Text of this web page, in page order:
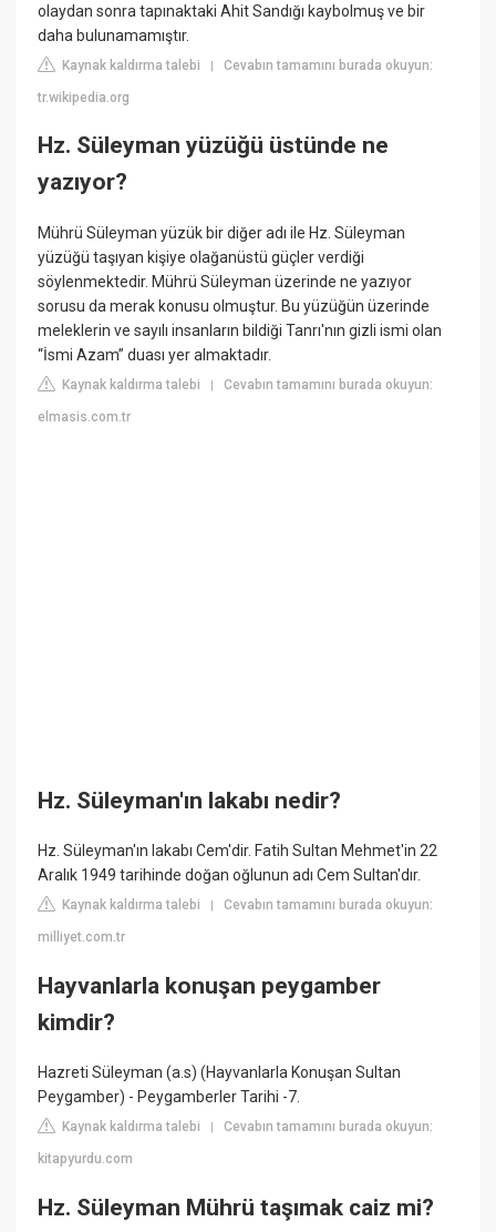
olaydan sonra tapınaktaki Ahit Sandığı kaybolmuş ve bir
daha bulunamamıştır.
Kaynak kaldırma talebi |Cevabın tamamını burada okuyun:
tr.wikipedia.org
Hz. Süleyman yüzüğü üstünde ne
yazıyor?
Mührü Süleyman yüzük bir diğer adı ile Hz. Süleyman
yüzüğü taşıyan kişiye olağanüstü güçler verdiği
söylenmektedir. Mührü Süleyman üzerinde ne yazıyor
sorusu da merak konusu olmuştur. Bu yüzüğün üzerinde
meleklerin ve sayılı insanların bildiği Tanrı'nın gizli ismi olan
“İsmi Azam” duası yer almaktadır.
Kaynak kaldırma talebi |Cevabın tamamını burada okuyun:
elmasis.com.tr
Hz. Süleyman'ın lakabı nedir?
Hz. Süleyman'ın lakabı Cem'dir. Fatih Sultan Mehmet'in 22
Aralık 1949 tarihinde doğan oğlunun adı Cem Sultan'dır.
Kaynak kaldırma talebi |Cevabın tamamını burada okuyun:
milliyet.com.tr
Hayvanlarla konuşan peygamber
kimdir?
Hazreti Süleyman (a.s) (Hayvanlarla Konuşan Sultan
Peygamber) - Peygamberler Tarihi -7.
Kaynak kaldırma talebi |Cevabın tamamını burada okuyun:
kitapyurdu.com
Hz. Süleyman Mührü taşımak caiz mi?